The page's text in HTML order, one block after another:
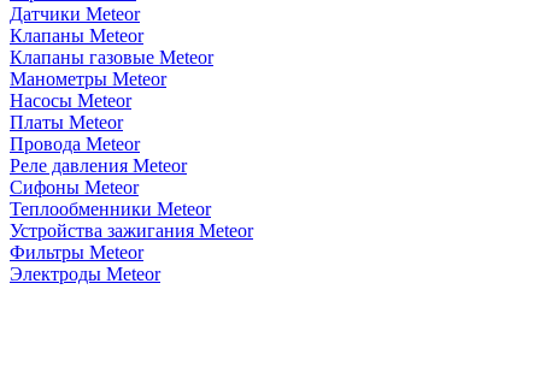
Датчики Meteor
Клапаны Meteor
Клапаны газовые Meteor
Манометры Meteor
Насосы Meteor
Платы Meteor
Провода Meteor
Реле давления Meteor
Сифоны Meteor
Теплообменники Meteor
Устройства зажигания Meteor
Фильтры Meteor
Электроды Meteor